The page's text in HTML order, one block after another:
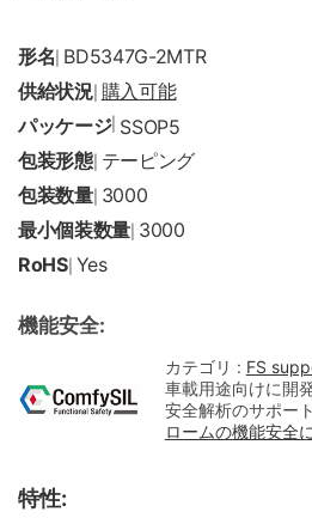
形名 BD5347G-2MTR
供給状況| 購入可能
パッケージ| SSOP5
包装形態| テーピング
包装数量| 3000
最小個装数量 3000
RoHS| Yes
機能安全:
カテゴリ : FS
車載用途向けに開
安全解析のサポー
ロームの機能安全
特性: